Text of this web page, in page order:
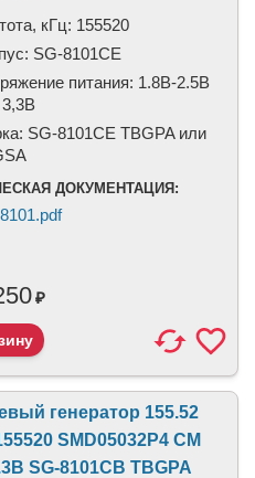
кГц: 155520
SG-8101CE
питания: 1.8В-2.5B
SG-8101CE TBGPA или
ДОКУМЕНТАЦИЯ:
₽
генератор 155.52
SMD05032P4 CM
SG-8101CB TBGPA